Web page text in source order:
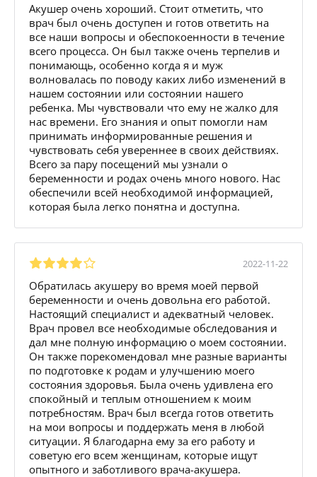
Акушер очень хороший. Стоит отметить, что
врач был очень доступен и готов ответить на
все наши вопросы и обеспокоенности в течение
всего процесса. Он был также очень терпелив и
понимающь, особенно когда я и муж
волновалась по поводу каких либо изменений в
нашем состоянии или состоянии нашего
ребенка. Мы чувствовали что ему не жалко для
нас времени. Его знания и опыт помогли нам
принимать информированные решения и
чувствовать себя увереннее в своих действиях.
Всего за пару посещений мы узнали о
беременности и родах очень много нового. Нас
обеспечили всей необходимой информацией,
которая была легко понятна и доступна.
2022-11-22
Обратилась акушеру во время моей первой
беременности и очень довольна его работой.
Настоящий специалист и адекватный человек.
Врач провел все необходимые обследования и
дал мне полную информацию о моем состоянии.
Он также порекомендовал мне разные варианты
по подготовке к родам и улучшению моего
состояния здоровья. Была очень удивлена его
спокойный и теплым отношением к моим
потребностям. Врач был всегда готов ответить
на мои вопросы и поддержать меня в любой
ситуации. Я благодарна ему за его работу и
советую его всем женщинам, которые ищут
опытного и заботливого врача-акушера.